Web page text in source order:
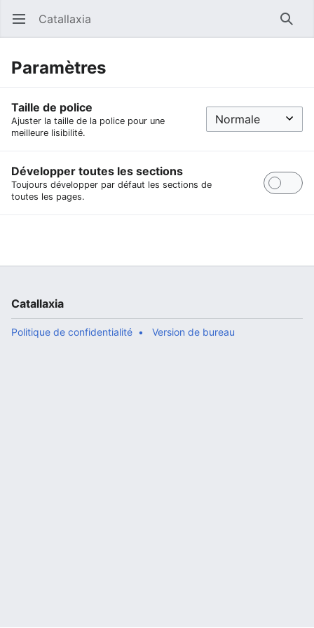
Ouvrir le menu principal Catallaxia
Paramètres
Taille de police
Ajuster la taille de la police pour une
meilleure lisibilité.
Développer toutes les sections
Toujours développer par défaut les sections de
toutes les pages.
Catallaxia
Politique de confidentialité Version de bureau